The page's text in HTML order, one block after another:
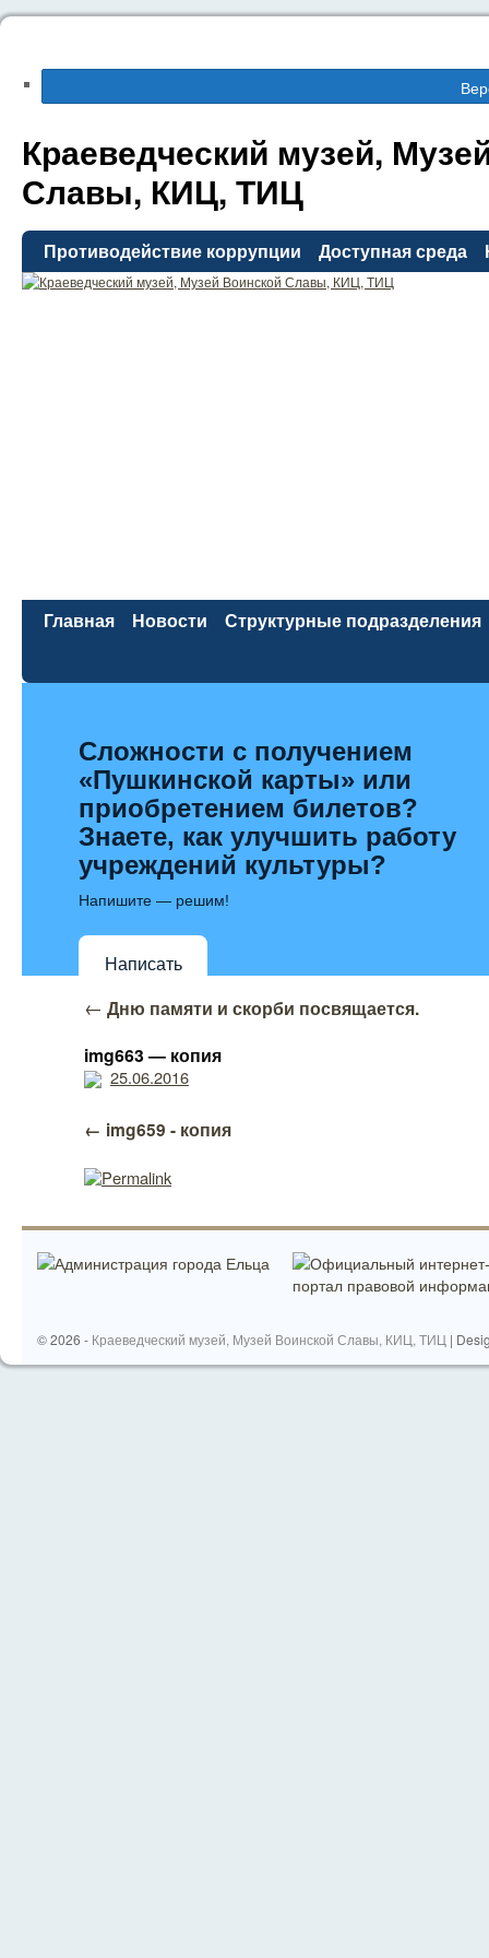
Краеведческий музей,
Славы, КИЦ, ТИЦ
Противодействие коррупции Доступная среда
Главная Новости Структурные подразделения
Сложности с получением
«Пушкинской карты» или
приобретением билетов?
Знаете, как улучшить работу
учреждений культуры?
Напишите — решим!
Написать
← Дню памяти и скорби посвящается.
img663 — копия
25.06.2016
img659 - копия
Permalink
© 2026 - Краеведческий музей, Музей Воинской Славы, КИЦ, ТИЦ |